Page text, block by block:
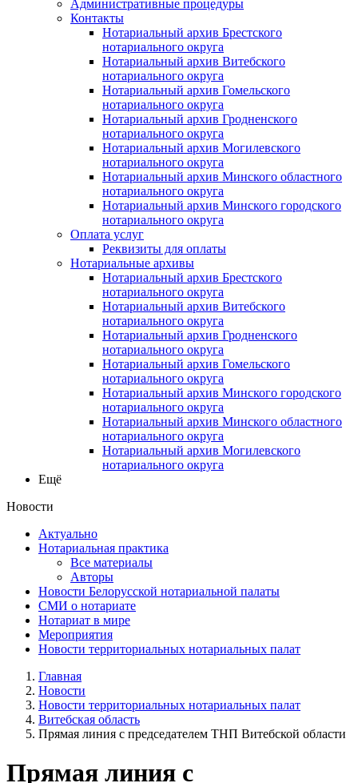
Административные процедуры
Контакты
Нотариальный архив Брестского
нотариального округа
Нотариальный архив Витебского
нотариального округа
Нотариальный архив Гомельского
нотариального округа
Нотариальный архив Гродненского
нотариального округа
Нотариальный архив Могилевского
нотариального округа
Нотариальный архив Минского областного
нотариального округа
Нотариальный архив Минского городского
нотариального округа
Оплата услуг
Реквизиты для оплаты
Нотариальные архивы
Нотариальный архив Брестского
нотариального округа
Нотариальный архив Витебского
нотариального округа
Нотариальный архив Гродненского
нотариального округа
Нотариальный архив Гомельского
нотариального округа
Нотариальный архив Минского городского
нотариального округа
Нотариальный архив Минского областного
нотариального округа
Нотариальный архив Могилевского
нотариального округа
Ещё
Новости
Актуально
Нотариальная практика
Все материалы
Авторы
Новости Белорусской нотариальной палаты
СМИ о нотариате
Нотариат в мире
Мероприятия
Новости территориальных нотариальных палат
Главная
Новости
Новости территориальных нотариальных палат
Витебская область
Прямая линия с председателем ТНП Витебской области
Прямая линия с